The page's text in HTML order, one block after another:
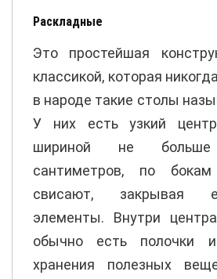
Раскладные
Это простейшая
классикой, которая
в народе такие столы
У них есть узкий
шириной не больше
сантиметров, по
свисают, закрывая
элементы. Внутри
обычно есть полочки
хранения полезных